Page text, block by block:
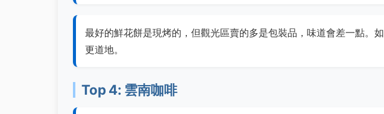
最好的鮮花餅是現烤的，但觀光區賣的多是包裝品，味道會差一點。
更道地。
Top 4: 雲南咖啡